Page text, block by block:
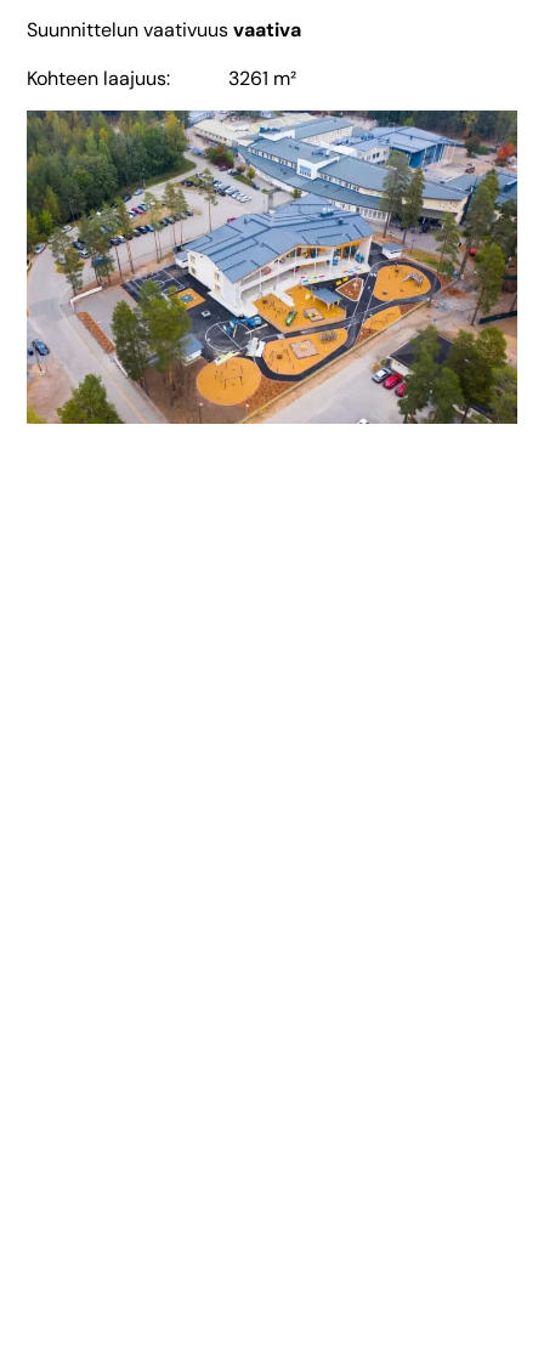
Suunnittelun vaativuusvaativa
Kohteen laajuus: 3261 m²